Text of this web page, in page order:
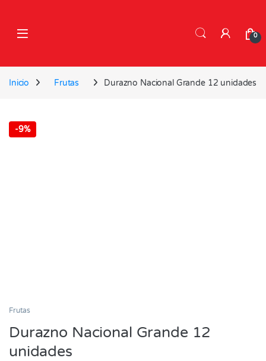
0
Inicio Frutas Durazno Nacional Grande 12 unidades
-9%
Frutas
Durazno Nacional Grande 12
unidades